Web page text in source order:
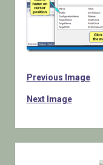
Previous Image
Next Image